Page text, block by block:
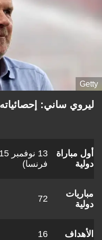
Getty
ليروي ساني:
أول مباراة
دولية
فرنسا)
مباريات
دولية
72
الأهداف 16